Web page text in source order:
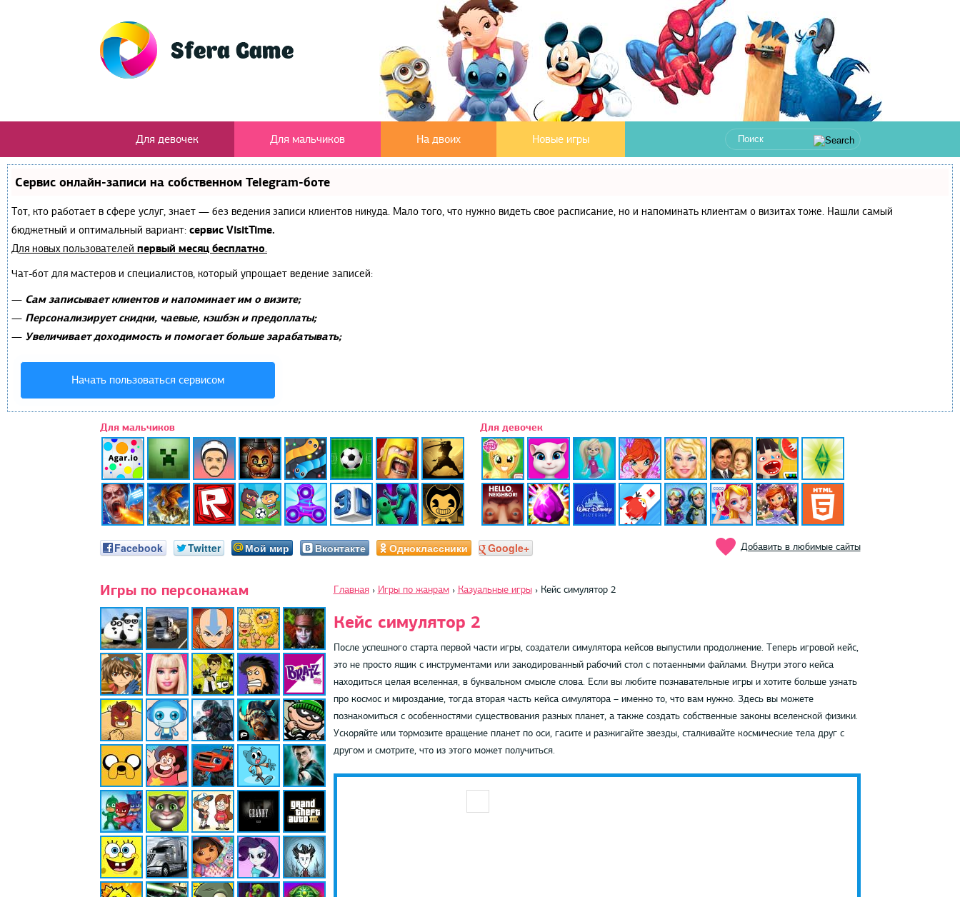
Для девочек Для мальчиков На двоих Новые игры
Сервис онлайн-записи на собственном Telegram-боте
Тот, кто работает в сфере услуг, знает — без ведения записи клиентов никуда. Мало того, что нужно видеть свое расписание, но и напоминать клиентам о визитах тоже. Нашли самый
бюджетный и оптимальный вариант: сервис VisitTime.
Для новых пользователей первый месяц бесплатно.
Чат-бот для мастеров и специалистов, который упрощает ведение записей:
— Сам записывает клиентов и напоминает им о визите;
— Персонализирует скидки, чаевые, кэшбэк и предоплаты;
— Увеличивает доходимость и помогает больше зарабатывать;
Начать пользоваться сервисом
Для мальчиков Для девочек
Facebook Twitter Мой мир Вконтакте Одноклассники Google+ Добавить в любимые сайты
Игры по персонажам Главная › Игры по жанрам › Казуальные игры › Кейс симулятор 2
Кейс симулятор 2
После успешного старта первой части игры, создатели симулятора кейсов выпустили продолжение. Теперь игровой кейс,
это не просто ящик с инструментами или закодированный рабочий стол с потаенными файлами. Внутри этого кейса
находиться целая вселенная, в буквальном смысле слова. Если вы любите познавательные игры и хотите больше узнать
про космос и мироздание, тогда вторая часть кейса симулятора – именно то, что вам нужно. Здесь вы можете
познакомиться с особенностями существования разных планет, а также создать собственные законы вселенской физики.
Ускоряйте или тормозите вращение планет по оси, гасите и разжигайте звезды, сталкивайте космические тела друг с
другом и смотрите, что из этого может получиться.